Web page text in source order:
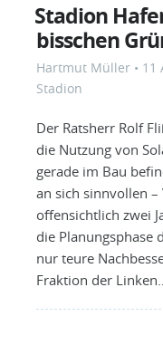
Stadion
bisschen
Hartmut Müller • 11
Stadion
Der Ratsherr Rolf
die Nutzung von
gerade im Bau
an sich sinnvollen
offensichtlich zwei
die Planungsphase
nur teure
Fraktion der